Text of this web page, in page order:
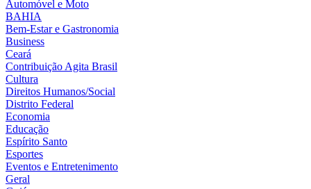
Automóvel e Moto
BAHIA
Bem-Estar e Gastronomia
Business
Ceará
Contribuição Agita Brasil
Cultura
Direitos Humanos/Social
Distrito Federal
Economia
Educação
Espírito Santo
Esportes
Eventos e Entretenimento
Geral